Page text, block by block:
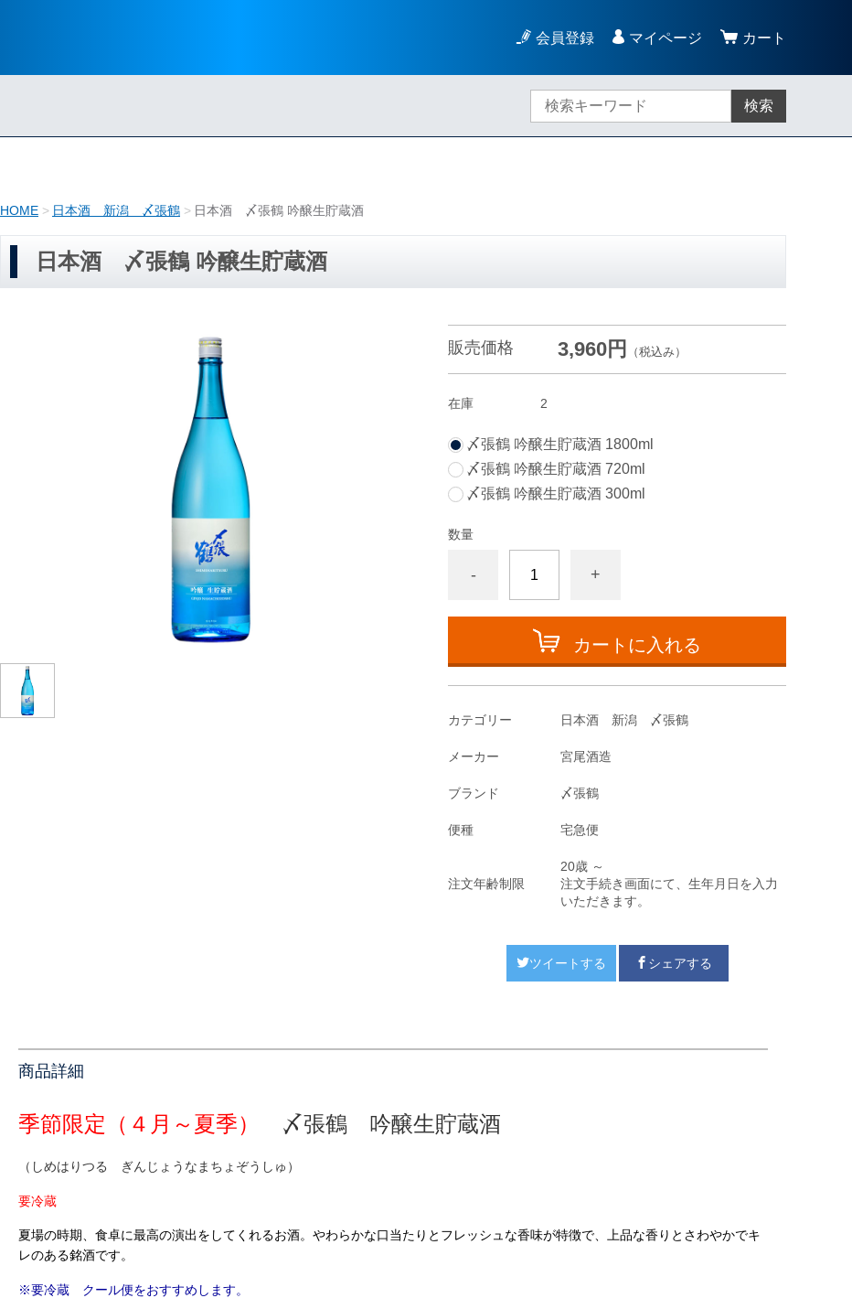
会員登録 マイページ カート
検索
HOME 日本酒 新潟 〆張鶴 日本酒 〆張鶴 吟醸生貯蔵酒
日本酒 〆張鶴 吟醸生貯蔵酒
販売価格 3,960円 （税込み）
在庫 2
〆張鶴 吟醸生貯蔵酒 1800ml
〆張鶴 吟醸生貯蔵酒 720ml
〆張鶴 吟醸生貯蔵酒 300ml
数量
- +
カートに入れる
カテゴリー 日本酒 新潟 〆張鶴
メーカー 宮尾酒造
ブランド 〆張鶴
便種 宅急便
注文年齢制限
20歳 ～
注文手続き画面にて、生年月日を入力
いただきます。
ツイートする シェアする
商品詳細
季節限定（４月～夏季） 〆張鶴 吟醸生貯蔵酒
（しめはりつる ぎんじょうなまちょぞうしゅ）
要冷蔵
夏場の時期、食卓に最高の演出をしてくれるお酒。やわらかな口当たりとフレッシュな香味が特徴で、上品な香りとさわやかでキ
レのある銘酒です。
※要冷蔵 クール便をおすすめします。